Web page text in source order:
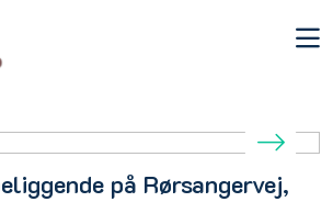
på Rørsangervej,